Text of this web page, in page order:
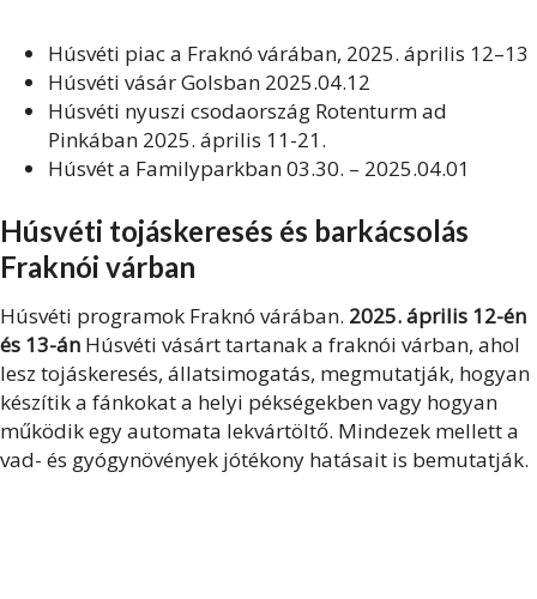
Húsvéti piac a Fraknó várában, 2025. április 12–13
Húsvéti vásár Golsban 2025.04.12
Húsvéti nyuszi csodaország Rotenturm ad
Pinkában 2025. április 11-21.
Húsvét a Familyparkban 03.30. – 2025.04.01
Húsvéti tojáskeresés és barkácsolás
Fraknói várban
Húsvéti programok Fraknó várában. 2025. április 12-én
és 13-án Húsvéti vásárt tartanak a fraknói várban, ahol
lesz tojáskeresés, állatsimogatás, megmutatják, hogyan
készítik a fánkokat a helyi pékségekben vagy hogyan
működik egy automata lekvártöltő. Mindezek mellett a
vad- és gyógynövények jótékony hatásait is bemutatják.